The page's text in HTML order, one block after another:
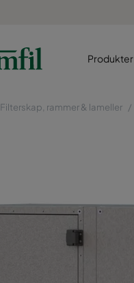
Produkter
Filterskap, rammer & lameller